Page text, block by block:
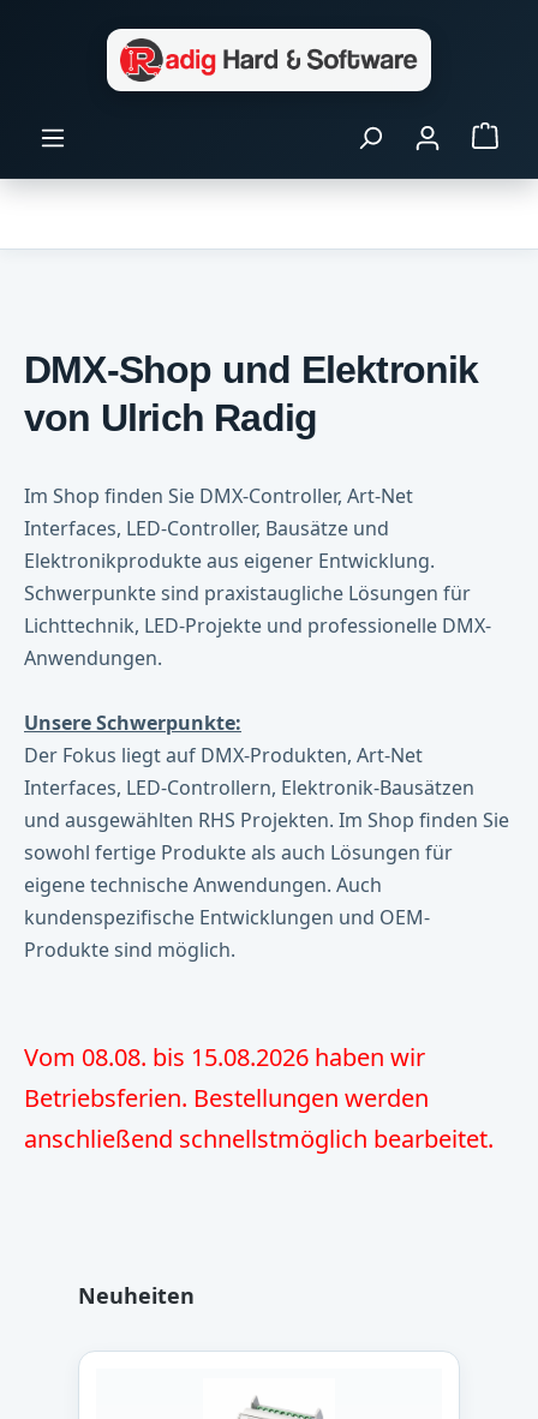
Zum Hauptinhalt springen
DMX-Shop und Elektronik
von Ulrich Radig
Im Shop finden Sie DMX-Controller, Art-Net
Interfaces, LED-Controller, Bausätze und
Elektronikprodukte aus eigener Entwicklung.
Schwerpunkte sind praxistaugliche Lösungen für
Lichttechnik, LED-Projekte und professionelle DMX-
Anwendungen.
Unsere Schwerpunkte:
Der Fokus liegt auf DMX-Produkten, Art-Net
Interfaces, LED-Controllern, Elektronik-Bausätzen
und ausgewählten RHS Projekten. Im Shop finden Sie
sowohl fertige Produkte als auch Lösungen für
eigene technische Anwendungen. Auch
kundenspezifische Entwicklungen und OEM-
Produkte sind möglich.
Vom 08.08. bis 15.08.2026 haben wir
Betriebsferien. Bestellungen werden
anschließend schnellstmöglich bearbeitet.
Produktgalerie überspringen
Neuheiten